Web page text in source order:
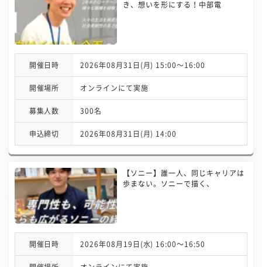
き、想いを形にする！中部電
開催日時 2026年08月31日(月) 15:00〜16:00
開催場所 オンラインにて実施
募集人数 300名
申込締切 2026年08月31日(月) 14:00
【ソニー】誰一人、同じキャリアは
歩まない。ソニーで描く、
開催日時 2026年08月19日(水) 16:00〜16:50